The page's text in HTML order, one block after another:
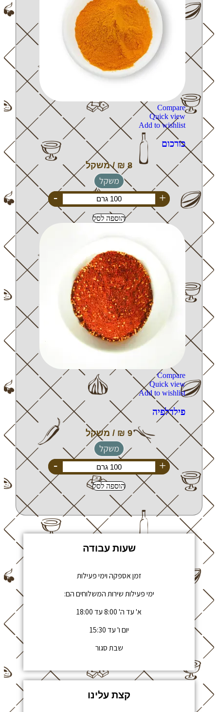
Compare
Quick view
Add to wishlist
כורכום
משקל
+
-
הוספה לסל
Compare
Quick view
Add to wishlist
פילדלפיה
משקל
+
-
הוספה לסל
שעות עבודה
זמן אספקה וימי פעילות
ימי פעילות שירות המשלוחים הם:
א' עד ה' 8:00 עד 18:00
יום ו' עד 15:30
שבת סגור
קצת עלינו